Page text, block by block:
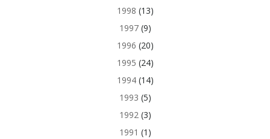
1998 (13)
1997(9)
1996 (20)
1995 (24)
1994(14)
1993 (5)
1992(3)
1991 (1)